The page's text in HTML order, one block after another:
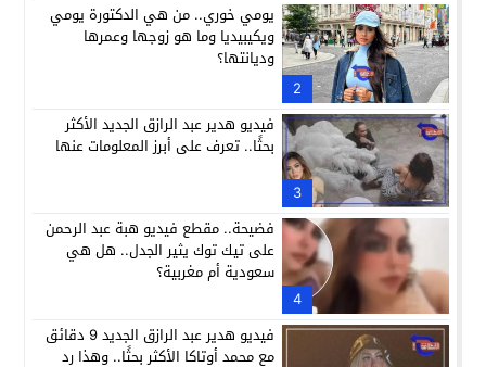
2
يومي خوري.. من هي الدكتورة يومي
ويكيبيديا وما هو زوجها وعمرها
وديانتها؟
3
فيديو هدير عبد الرازق الجديد الأكثر
بحثًا.. تعرف على أبرز المعلومات عنها
4
فضيحة.. مقطع فيديو هبة عبد الرحمن
على تيك توك يثير الجدل.. هل هي
سعودية أم مغربية؟
فيديو هدير عبد الرازق الجديد 9 دقائق
مع محمد أوتاكا الأكثر بحثًا.. وهذا رد